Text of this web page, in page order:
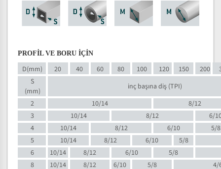
PROFİL VE BORU İÇİN
D(mm) 20 40 60 80 100 120 150 200
S
(mm)
inç başına diş (TPI)
2
10/14
8/12
3
10/14 8/12
6/
4
10/14 8/12 6/10
5/8
5
10/14 8/12 6/10
5/8
6
10/14 8/12 6/10
5/8
8
10/14 8/12 6/10 5/8
4/